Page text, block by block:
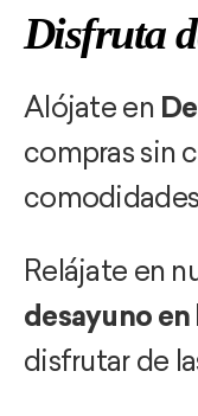
Disfruta
Alójate en
compras sin
Relájate en
desayuno en
disfrutar de